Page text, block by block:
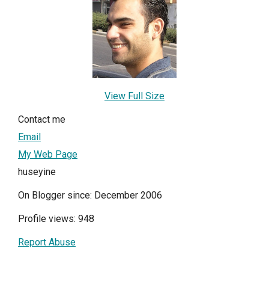
View Full Size
Contact me
Email
My Web Page
huseyine
On Blogger since: December 2006
Profile views: 948
Report Abuse